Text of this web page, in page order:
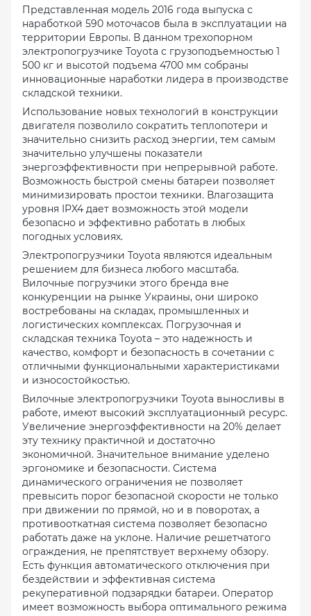
Представленная модель 2016 года выпуска с
наработкой 590 моточасов была в эксплуатации на
территории Европы. В данном трехопорном
электропогрузчике Toyota с грузоподъемностью 1
500 кг и высотой подъема 4700 мм собраны
инновационные наработки лидера в производстве
складской техники.
Использование новых технологий в конструкции
двигателя позволило сократить теплопотери и
значительно снизить расход энергии, тем самым
значительно улучшены показатели
энергоэффективности при непрерывной работе.
Возможность быстрой смены батареи позволяет
минимизировать простои техники. Влагозащита
уровня IPX4 дает возможность этой модели
безопасно и эффективно работать в любых
погодных условиях.
Электропогрузчики Toyota являются идеальным
решением для бизнеса любого масштаба.
Вилочные погрузчики этого бренда вне
конкуренции на рынке Украины, они широко
востребованы на складах, промышленных и
логистических комплексах. Погрузочная и
складская техника Toyota – это надежность и
качество, комфорт и безопасность в сочетании с
отличными функциональными характеристиками
и износостойкостью.
Вилочные электропогрузчики Toyota выносливы в
работе, имеют высокий эксплуатационный ресурс.
Увеличение энергоэффективности на 20% делает
эту технику практичной и достаточно
экономичной. Значительное внимание уделено
эргономике и безопасности. Система
динамического ограничения не позволяет
превысить порог безопасной скорости не только
при движении по прямой, но и в поворотах, а
противооткатная система позволяет безопасно
работать даже на уклоне. Наличие решетчатого
ограждения, не препятствует верхнему обзору.
Есть функция автоматического отключения при
бездействии и эффективная система
рекуперативной подзарядки батареи. Оператор
имеет возможность выбора оптимального режима